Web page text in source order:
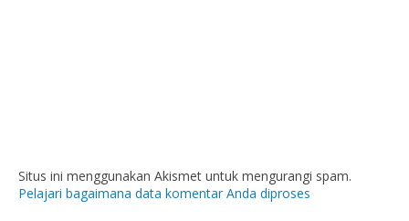
Situs ini menggunakan Akismet untuk mengurangi spam.
Pelajari bagaimana data komentar Anda diproses